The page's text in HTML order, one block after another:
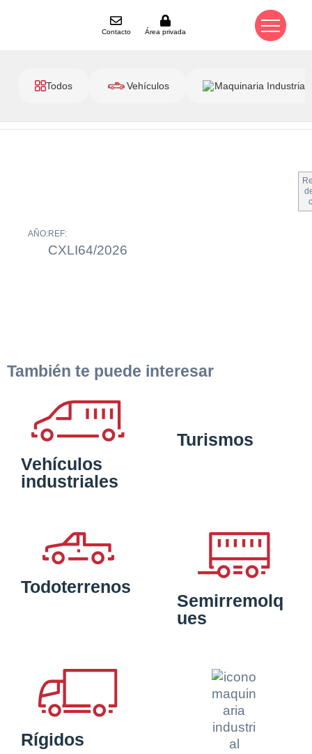
Contacto Área privada
Todos Vehículos Maquinaria Industrial
AÑO:REF:
CXLI64/2026
También te puede interesar
Vehículos
industriales
Turismos
Todoterrenos
Semirremolq
ues
Rígidos